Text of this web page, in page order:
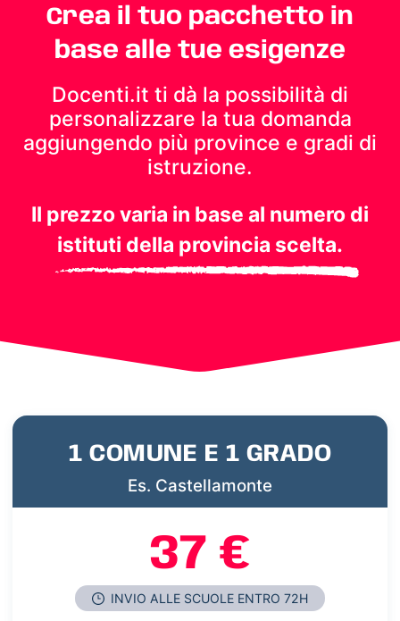
Crea il tuo pacchetto in
base alle tue esigenze
Docenti.it ti dà la possibilità di
personalizzare la tua domanda
aggiungendo più province e gradi di
istruzione.
Il prezzo varia in base al numero di
istituti della provincia scelta.
1 COMUNE E 1 GRADO
Es. Castellamonte
37 €
INVIO ALLE SCUOLE ENTRO 72H